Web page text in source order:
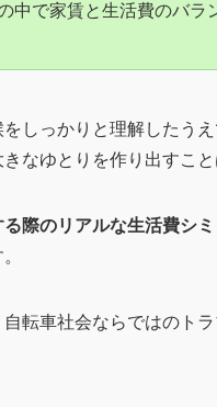
中で家賃と生活費のバラ
しっかりと理解したう
なゆとりを作り出すこと
際のリアルな生活費シ
転車社会ならではのト